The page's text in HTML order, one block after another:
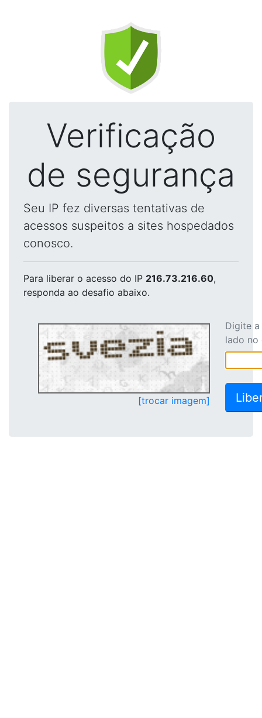
Verificação
de segurança
Seu IP fez diversas tentativas de
acessos suspeitos a sites hospedados
conosco.
Para liberar o acesso do IP 216.73.216.60,
responda ao desafio abaixo.
[trocar imagem]
Digite
lado no